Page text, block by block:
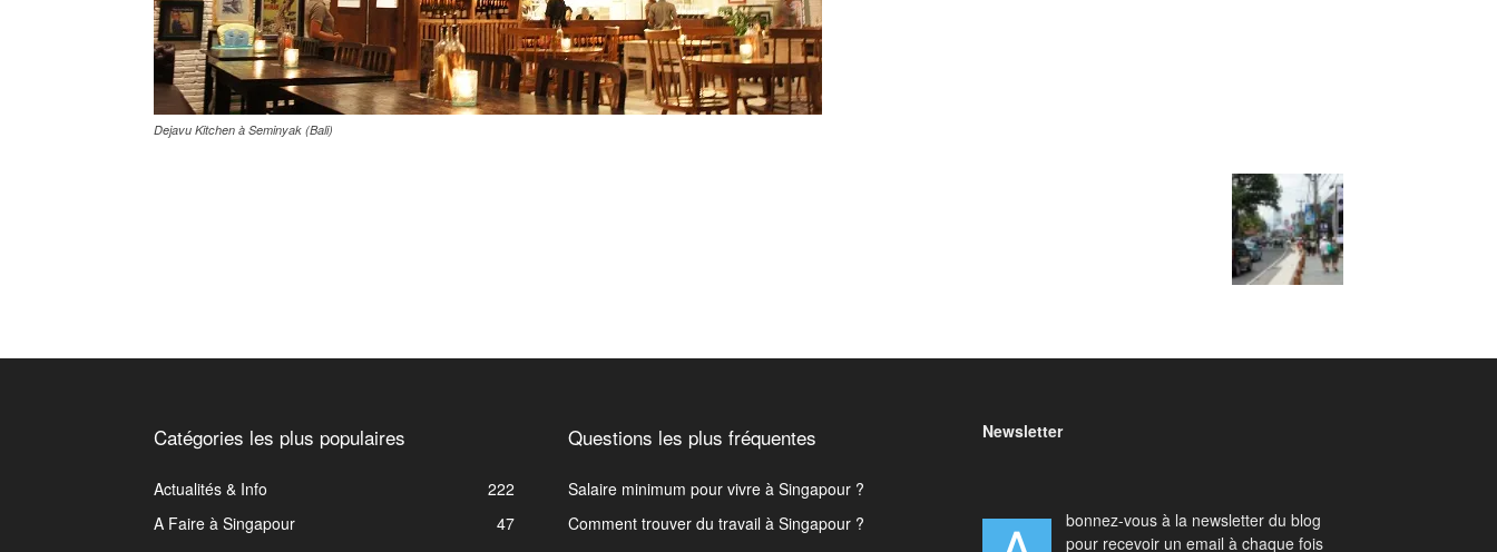
Dejavu Kitchen à Seminyak (Bali)
Catégories les plus populaires
Actualités & Info
222
A Faire à Singapour
47
Questions les plus fréquentes
Salaire minimum pour vivre à Singapour ?
Comment trouver du travail à Singapour ?
Newsletter
bonnez-vous à la newsletter du blog
pour recevoir un email à chaque fois